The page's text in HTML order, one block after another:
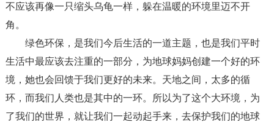
不应该再像一只缩头乌龟一样，躲在温暖的环境里迈不开
角。
绿色环保，是我们今后生活的一道主题，也是我们平时
生活中最应该去注重的一部分，为地球妈妈创建一个好的环
境，她也会回馈于我们更好的未来。天地之间，太多的循
环，而我们人类也是其中的一环。所以为了这个大环境，为
了我们的世界，就让我们一起动起手来，去保护我们的地球